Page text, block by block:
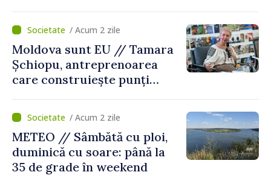
normale
/ Acum 2 zile
Moldova sunt EU // Tamara
Șchiopu, antreprenoarea
care construiește punți
Republica Moldova
/ Acum 2 zile
METEO // Sâmbătă cu ploi,
duminică cu soare: până la
35 de grade în weekend